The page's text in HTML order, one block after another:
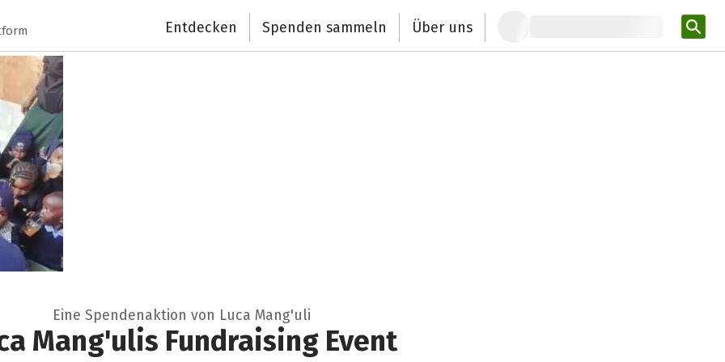
Entdecken Spenden sammeln Über uns
Eine Spendenaktion von Luca Mang'uli
Mang'ulis Fundraising Event
Schließen